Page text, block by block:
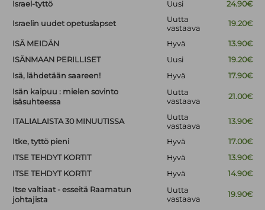
Israel-tyttö
Uusi 24.90€
Israelin uudet opetuslapset
Uutta
vastaava
19.20€
ISÄ MEIDÄN Hyvä
13.90€
ISÄNMAAN PERILLISET
Uusi
19.20€
Isä, lähdetään saareen!
Hyvä
17.90€
Isän kaipuu : mielen sovinto
isäsuhteessa
Uutta
vastaava
21.00€
ITALIALAISTA 30 MINUUTISSA
Uutta
vastaava
13.90€
Itke, tyttö pieni Hyvä
17.00€
ITSE TEHDYT KORTIT
Hyvä
13.90€
ITSE TEHDYT KORTIT
Hyvä
14.90€
Itse valtiaat - esseitä Raamatun
johtajista
Uutta
vastaava
19.90€